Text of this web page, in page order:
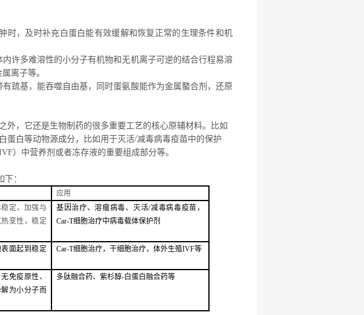
时，及时补充白蛋白能有效缓解和恢复正常的生理条件和机
许多难溶性的小分子有机物和无机离子可逆的结合行程易溶
离子等。
巯基，能吞噬自由基，同时蛋氨酸能作为金属螯合剂，还原
，它还是生物制药的很多重要工艺的核心原辅材料。比如
蛋白等动物源成分，比如用于灭活/减毒病毒疫苗中的保护
）中营养剂或者冻存液的重要组成部分等。
：
应用
定，加强与
变性，稳定
基因治疗、溶瘤病毒、 灭活/减毒病毒疫苗，
Car-T细胞治疗中病毒载体保护剂
面起到稳定
Car-T细胞治疗，干细胞治疗，体外生殖IVF等
免疫原性、
为小分子而
多肽融合药、 紫杉醇-白蛋白融合药等